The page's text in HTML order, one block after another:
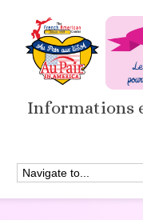
Informations